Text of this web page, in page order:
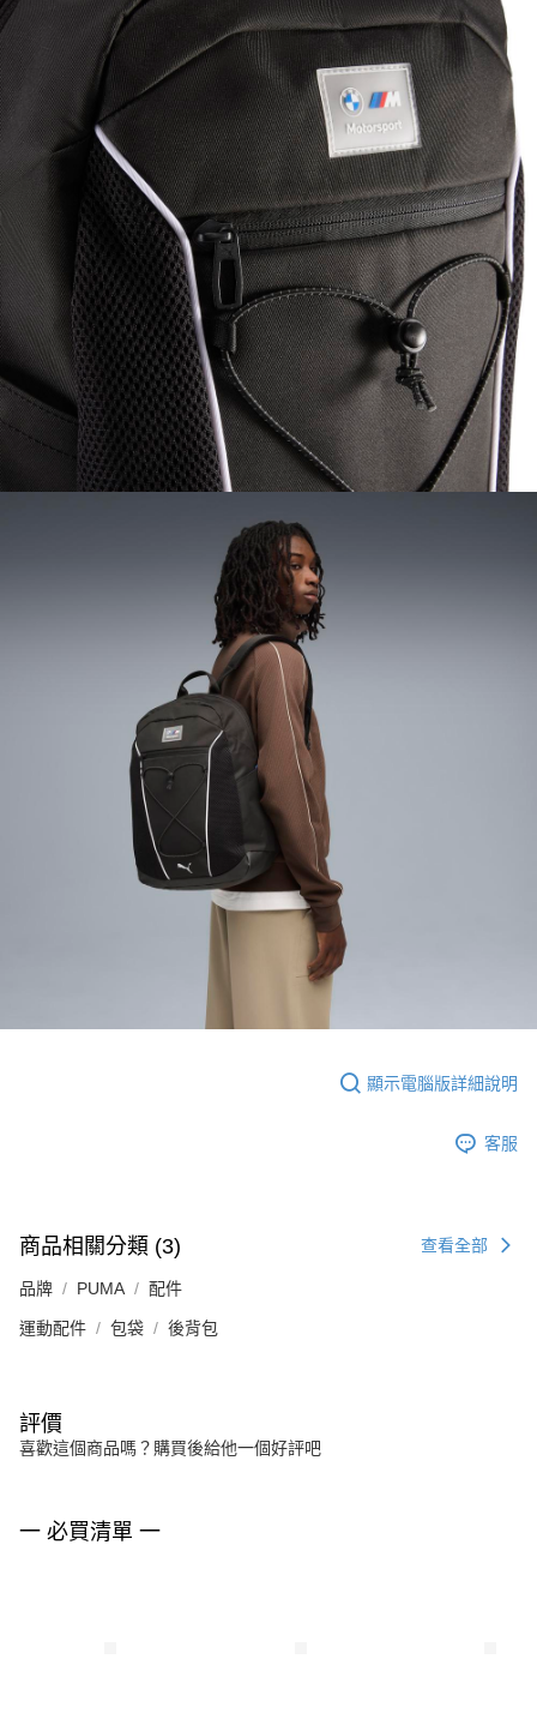
顯示電腦版詳細說明
客服
商品相關分類 (3) 查看全部
品牌 PUMA 配件
運動配件 包袋 後背包
評價
喜歡這個商品嗎？購買後給他一個好評吧
一 必買清單 一